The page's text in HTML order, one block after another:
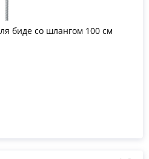
биде со шлангом 100 см